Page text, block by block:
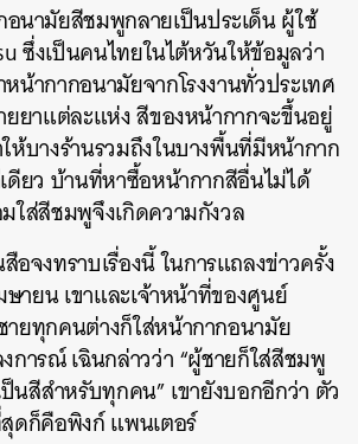
นามัยสีชมพูกลายเป็นประเด็น ผู้ใช้
ซึ่งเป็นคนไทยในไต้หวันให้ข้อมูลว่า
น้ากากอนามัยจากโรงงานทั่วประเทศ
ยยาแต่ละแห่ง สีของหน้ากากจะขึ้นอยู่
ห้บางร้านรวมถึงในบางพื้นที่มีหน้ากาก
ดียว บ้านที่หาซื้อหน้ากากสีอื่นไม่ได้
ใส่สีชมพูจึงเกิดความกังวล
อจงทราบเรื่องนี้ ในการแถลงข่าวครั้ง
ายน เขาและเจ้าหน้าที่ของศูนย์
ยทุกคนต่างก็ใส่หน้ากากอนามัย
การณ์ เฉินกล่าวว่า “ผู้ชายก็ใส่สีชมพู
นสีสำหรับทุกคน” เขายังบอกอีกว่า ตัว
ดก็คือพิงก์ แพนเตอร์